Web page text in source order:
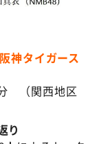
タイガース
（関西地区
り